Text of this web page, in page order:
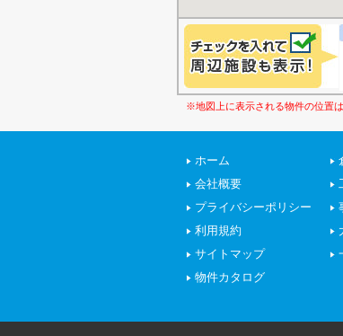
※地図上に表示される物件の位置
ホーム
会社概要
プライバシーポリシー
利用規約
サイトマップ
物件カタログ